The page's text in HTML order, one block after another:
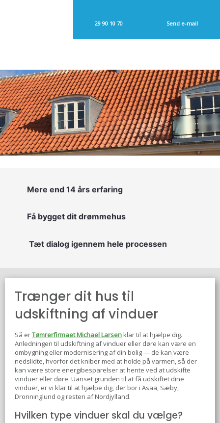
29 90 10 70​ Send e-mail​
Mere end 14 års erfaring
Få bygget dit drømmehus
Tæt dialog igennem hele processen
Trænger dit hus til
udskiftning af vinduer
Så erTømrerfirmaet Michael Larsenklar til at hjælpe dig.
Anledningen til udskiftning af vinduer eller døre kan være en
ombygning eller modernisering af din bolig — de kan være
nedslidte, hvorfor det kniber med at holde på varmen, så der
kan være store energibesparelser at hente ved at udskifte
vinduer eller døre. Uanset grunden til at få udskiftet dine
vinduer, er vi klar til at hjælpe dig, der bor i Asaa, Sæby,
Dronninglund og resten af Nordjylland.
Hvilken type vinduer skal du vælge?